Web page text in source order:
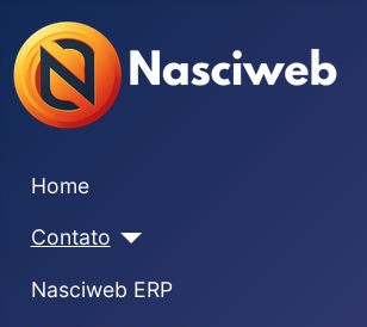
Home
Contato
Nasciweb ERP